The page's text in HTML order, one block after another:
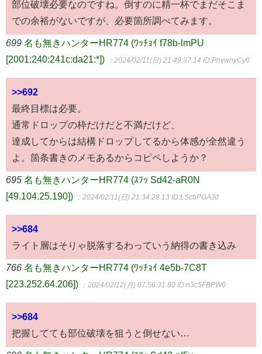
部位破壊必要なのですね。倒すのに精一杯でまだそこま
での余裕がないですが、必要箇所調べてみます。
699 名も無きハンターHR774 (ﾜｯﾁｮｲ f78b-lmPU
[2001:240:241c:da21:*])
：2024/02/11(日) 21:49:37.14 ID:PnvwnyCy0
>>692
最終目標は必要。
通常ドロップの枠だけだと不満だけど、
達成してからは結構ドロップしてるから体感が全然違う
よ。箇条書きのメモあるからコピペしようか？
695 名も無きハンターHR774 (ｽﾌｯ Sd42-aR0N
[49.104.25.190])
：2024/02/11(日) 21:34:28.13 ID:LScbPGAJd
>>684
ライト層はそりゃ脱落するわっていう納得の書き込み
766 名も無きハンターHR774 (ﾜｯﾁｮｲ 4e5b-7C8T
[223.252.64.206])
：2024/02/12(月) 07:56:31.80 ID:n3c5FBPW0
>>684
把握してても部位破壊を狙うと倒せない…